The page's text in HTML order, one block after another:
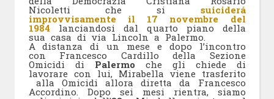
Nicoletti che si suiciderá
improvvisamente il 17 novembre del
1984 lanciandosi dal quarto piano della
sua casa di via Lincoln a Palermo.
A distanza di un mese e dopo l’incontro
con Francesco Cardillo della Sezione
Omicidi di Palermo che gli chiede di
lavorare con lui, Mirabella viene trasferito
alla Omicidi allora diretta da Francesco
Accordino. Dopo sei mesi rientra, siamo